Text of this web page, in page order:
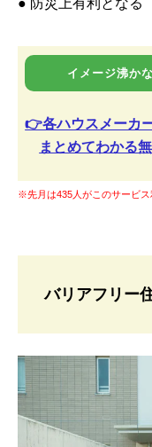
● 防災上有利となる
イメージ沸か
👉各ハウスメーカ
まとめてわかる
※先月は435人がこのサービス
バリアフリー